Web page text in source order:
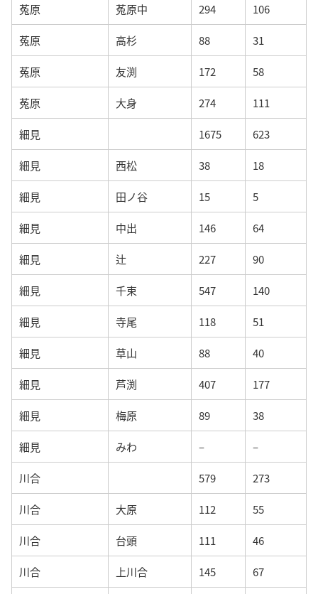
菟原 菟原中 294 106
菟原 高杉 88 31
菟原 友渕 172 58
菟原 大身 274 111
細見 1675 623
細見 西松 38 18
細見 田ノ谷 15 5
細見 中出 146 64
細見 辻 227 90
細見 千束 547 140
細見 寺尾 118 51
細見 草山 88 40
細見 芦渕 407 177
細見 梅原 89 38
細見 みわ – –
川合 579 273
川合 大原 112 55
川合 台頭 111 46
川合 上川合 145 67